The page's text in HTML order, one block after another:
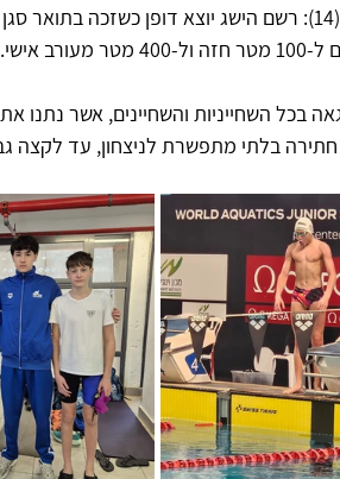
אישי.
בכל השחייניות והשחיינים, אשר
בלתי מתפשרת לניצחון, עד לקצה